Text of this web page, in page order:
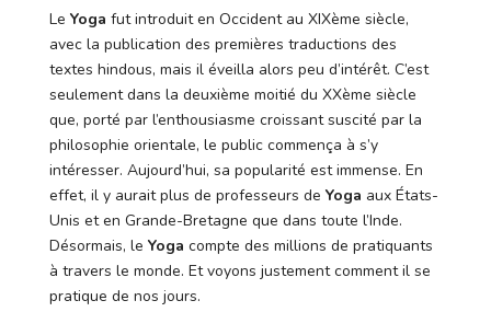
Le Yoga fut introduit en Occident au XIXème siècle,
avec la publication des premières traductions des
textes hindous, mais il éveilla alors peu d’intérêt. C’est
seulement dans la deuxième moitié du XXème siècle
que, porté par l’enthousiasme croissant suscité par la
philosophie orientale, le public commença à s’y
intéresser. Aujourd’hui, sa popularité est immense. En
effet, il y aurait plus de professeurs de Yoga aux États-
Unis et en Grande-Bretagne que dans toute l’Inde.
Désormais, le Yoga compte des millions de pratiquants
à travers le monde. Et voyons justement comment il se
pratique de nos jours.